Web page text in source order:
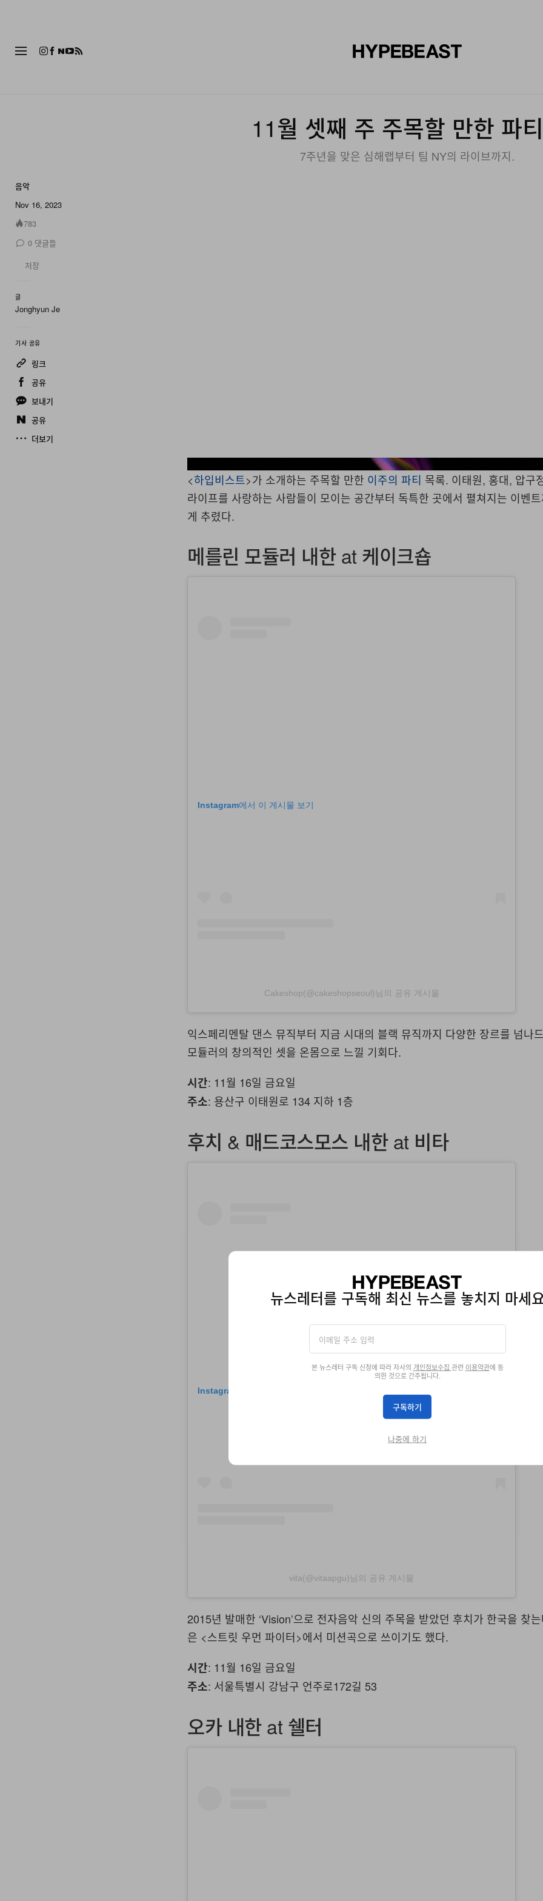
11월 셋째 주 주목할 만한 파
7주년을 맞은 심해랩부터 팀 NY의 라이브까지.
음악
Nov 16, 2023
783
0 댓글들
저장
글
Jonghyun Je
기사 공유
링크
공유
보내기
공유
더보기
<하입비스트>가 소개하는 주목할 만한 이주의 파티 목록. 이태원, 홍대, 압구
라이프를 사랑하는 사람들이 모이는 공간부터 독특한 곳에서 펼쳐지는 이벤
게 추렸다.
메를린 모듈러 내한 at 케이크숍
Instagram에서 이 게시물 보기
Cakeshop(@cakeshopseoul)님의 공유 게시물
익스페리멘탈 댄스 뮤직부터 지금 시대의 블랙 뮤직까지 다양한 장르를 넘나
모듈러의 창의적인 셋을 온몸으로 느낄 기회다.
시간: 11월 16일 금요일
주소: 용산구 이태원로 134 지하 1층
후치 & 매드코스모스 내한 at 비타
Instagram에서 이 게시물 보기
vita(@vitaapgu)님의 공유 게시물
2015년 발매한 ‘Vision’으로 전자음악 신의 주목을 받았던 후치가 한국을 찾
은 <스트릿 우먼 파이터>에서 미션곡으로 쓰이기도 했다.
시간: 11월 16일 금요일
주소: 서울특별시 강남구 언주로172길 53
오카 내한 at 쉘터
뉴스레터를 구독해 최신 뉴스를 놓치지 마세
본 뉴스레터 구독 신청에 따라 자사의 개인정보수집 관련 이용약관에 동
의한 것으로 간주됩니다.
구독하기
나중에 하기